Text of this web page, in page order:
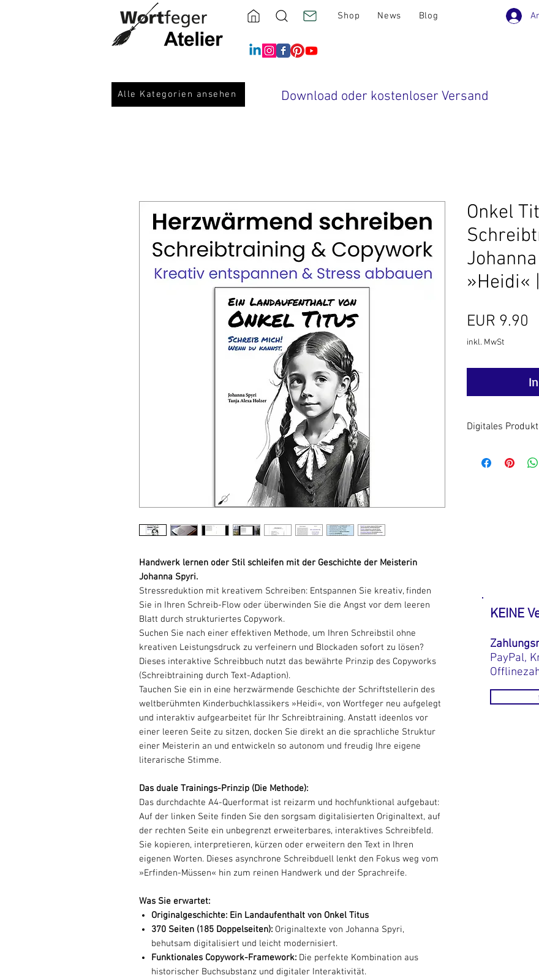
Shop News Blog
Alle Kategorien ansehen Download oder kostenloser Versand
Handwerk lernen oder Stil schleifen mit der Geschichte der Meisterin
Johanna Spyri.
Stressreduktion mit kreativem Schreiben: Entspannen Sie kreativ, finden
Sie in Ihren Schreib-Flow oder überwinden Sie die Angst vor dem leeren
Blatt durch strukturiertes Copywork.
Suchen Sie nach einer effektiven Methode, um Ihren Schreibstil ohne
kreativen Leistungsdruck zu verfeinern und Blockaden sofort zu lösen?
Dieses interaktive Schreibbuch nutzt das bewährte Prinzip des Copyworks
(Schreibtraining durch Text-Adaption).
Tauchen Sie ein in eine herzwärmende Geschichte der Schriftstellerin des
weltberühmten Kinderbuchklassikers »Heidi«, von Wortfeger neu aufgelegt
und interaktiv aufgearbeitet für Ihr Schreibtraining. Anstatt ideenlos vor
einer leeren Seite zu sitzen, docken Sie direkt an die sprachliche Struktur
einer Meisterin an und entwickeln so autonom und freudig Ihre eigene
literarische Stimme.
Das duale Trainings-Prinzip (Die Methode):
Das durchdachte A4-Querformat ist reizarm und hochfunktional aufgebaut:
Auf der linken Seite finden Sie den sorgsam digitalisierten Originaltext, auf
der rechten Seite ein unbegrenzt erweiterbares, interaktives Schreibfeld.
Sie kopieren, interpretieren, kürzen oder erweitern den Text in Ihren
eigenen Worten. Dieses asynchrone Schreibduell lenkt den Fokus weg vom
»Erfinden-Müssen« hin zum reinen Handwerk und der Sprachreife.
Was Sie erwartet:
Originalgeschichte: Ein Landaufenthalt von Onkel Titus
370 Seiten (185 Doppelseiten): Originaltexte von Johanna Spyri,
behutsam digitalisiert und leicht modernisiert.
Funktionales Copywork-Framework: Die perfekte Kombination aus
historischer Buchsubstanz und digitaler Interaktivität.
Onkel
»Heidi«
EUR 9.90
inkl. MwSt
Digitales
Link für den
KEINE
PayPal,